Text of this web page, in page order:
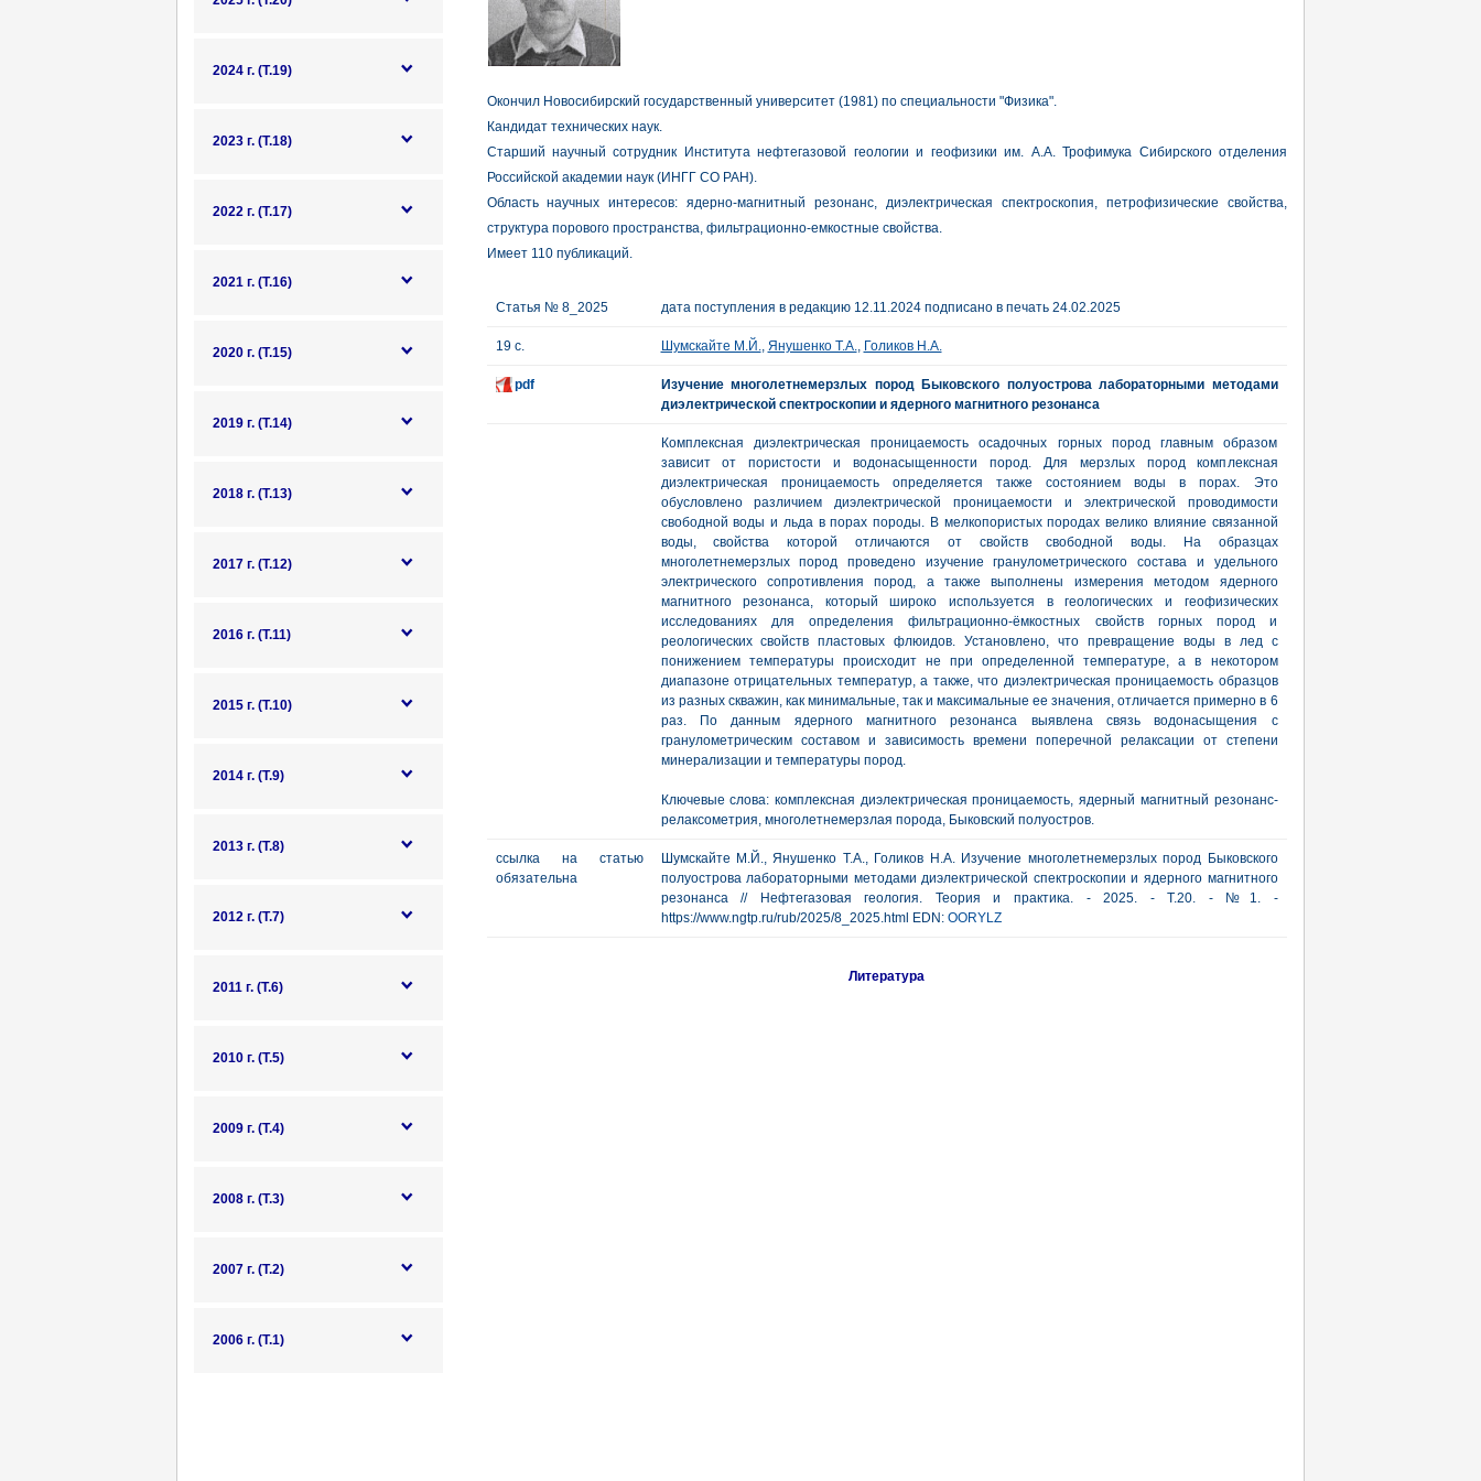
2024 г. (Т.19)
2023 г. (Т.18)
2022 г. (Т.17)
2021 г. (Т.16)
2020 г. (Т.15)
2019 г. (Т.14)
2018 г. (Т.13)
2017 г. (Т.12)
2016 г. (Т.11)
2015 г. (Т.10)
2014 г. (Т.9)
2013 г. (Т.8)
2012 г. (Т.7)
2011 г. (Т.6)
2010 г. (Т.5)
2009 г. (Т.4)
2008 г. (Т.3)
2007 г. (Т.2)
2006 г. (Т.1)
Окончил Новосибирский государственный университет (1981) по специальности "Физика".
Кандидат технических наук.
Старший научный сотрудник Института нефтегазовой геологии и геофизики им. А.А. Трофимука Сибирского отделения
Российской академии наук (ИНГГ СО РАН).
Область научных интересов: ядерно-магнитный резонанс, диэлектрическая спектроскопия, петрофизические свойства,
структура порового пространства, фильтрационно-емкостные свойства.
Имеет 110 публикаций.
Статья № 8_2025 дата поступления в редакцию 12.11.2024 подписано в печать 24.02.2025
19 с. Шумскайте М.Й., Янушенко Т.А., Голиков Н.А.
pdf
Изучение многолетнемерзлых пород Быковского полуострова лабораторными методами
диэлектрической спектроскопии и ядерного магнитного резонанса
Комплексная диэлектрическая проницаемость осадочных горных пород главным образом
зависит от пористости и водонасыщенности пород. Для мерзлых пород комплексная
диэлектрическая проницаемость определяется также состоянием воды в порах. Это
обусловлено различием диэлектрической проницаемости и электрической проводимости
свободной воды и льда в порах породы. В мелкопористых породах велико влияние связанной
воды, свойства которой отличаются от свойств свободной воды. На образцах
многолетнемерзлых пород проведено изучение гранулометрического состава и удельного
электрического сопротивления пород, а также выполнены измерения методом ядерного
магнитного резонанса, который широко используется в геологических и геофизических
исследованиях для определения фильтрационно-ёмкостных свойств горных пород и
реологических свойств пластовых флюидов. Установлено, что превращение воды в лед с
понижением температуры происходит не при определенной температуре, а в некотором
диапазоне отрицательных температур, а также, что диэлектрическая проницаемость образцов
из разных скважин, как минимальные, так и максимальные ее значения, отличается примерно в 6
раз. По данным ядерного магнитного резонанса выявлена связь водонасыщения с
гранулометрическим составом и зависимость времени поперечной релаксации от степени
минерализации и температуры пород.
Ключевые слова: комплексная диэлектрическая проницаемость, ядерный магнитный резонанс-
релаксометрия, многолетнемерзлая порода, Быковский полуостров.
ссылка на статью
обязательна
Шумскайте М.Й., Янушенко Т.А., Голиков Н.А. Изучение многолетнемерзлых пород Быковского
полуострова лабораторными методами диэлектрической спектроскопии и ядерного магнитного
резонанса // Нефтегазовая геология. Теория и практика. - 2025. - Т.20. - №1. -
https://www.ngtp.ru/rub/2025/8_2025.html EDN: OORYLZ
Литература